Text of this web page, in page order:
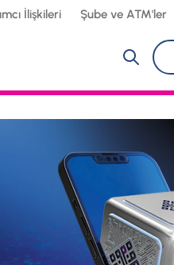
İlişkileri Şube ve ATM'ler